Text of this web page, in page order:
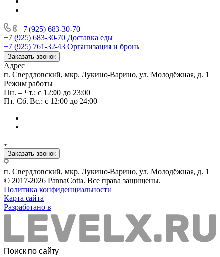
+7 (925) 683-30-70
+7 (925) 683-30-70 Доставка еды
+7 (925) 761-32-43 Организация и бронь
Заказать звонок
Адрес
п. Свердловский, мкр. Лукино-Варино, ул. Молодёжная, д. 1
Режим работы
Пн. – Чт.: с 12:00 до 23:00
Пт. Сб. Вс.: с 12:00 до 24:00
Заказать звонок
п. Свердловский, мкр. Лукино-Варино, ул. Молодёжная, д. 1
© 2017-2026 PannaCotta. Все права защищены.
Политика конфиденциальности
Карта сайта
Разработано в
Поиск по сайту